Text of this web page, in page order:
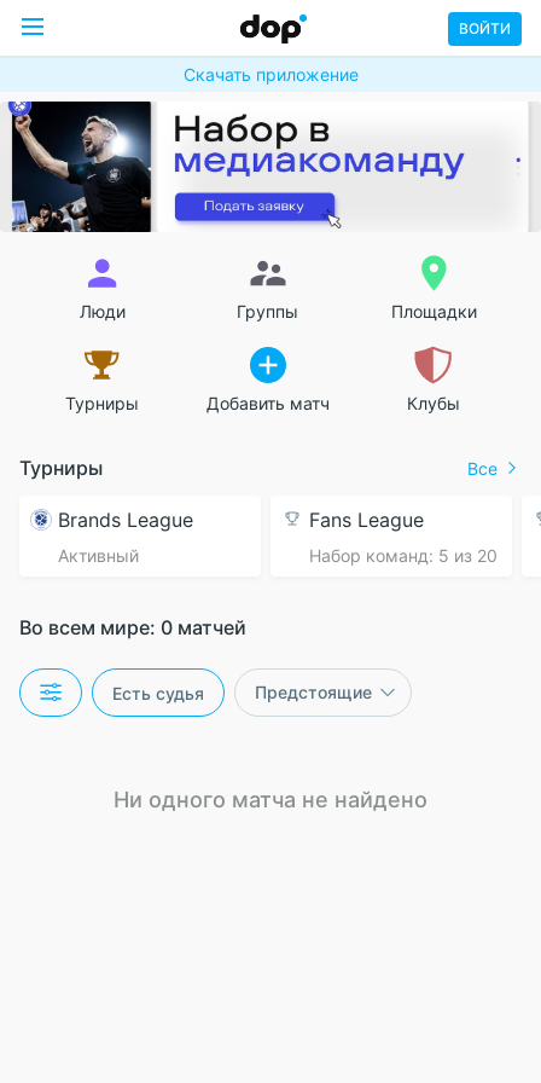
ВОЙТИ
Скачать приложение
Люди Группы Площадки
Турниры Добавить матч Клубы
Турниры Все
Brands League
Активный
Fans League
Набор команд: 5 из 20
Во всем мире: 0 матчей
Есть судья
Ни одного матча не найдено